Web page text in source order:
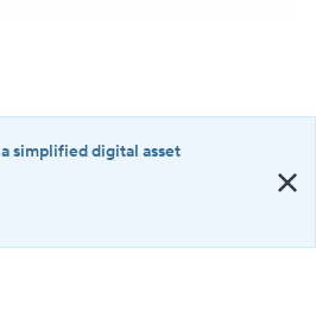
·
simplified digital asset